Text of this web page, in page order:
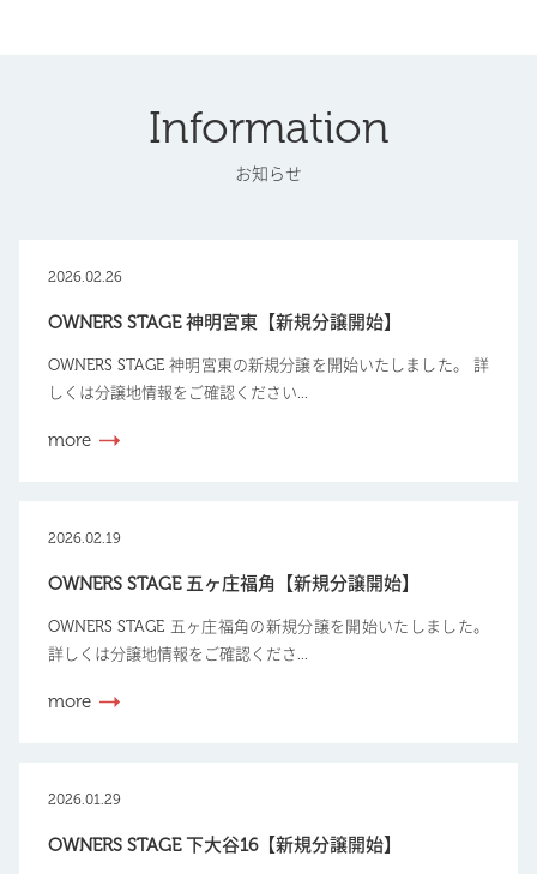
Information
お知らせ
2026.02.26
OWNERS STAGE 神明宮東【新規分譲開始】
OWNERS STAGE 神明宮東の新規分譲を開始いたしました。 詳
しくは分譲地情報をご確認ください...
more
2026.02.19
OWNERS STAGE 五ヶ庄福角【新規分譲開始】
OWNERS STAGE 五ヶ庄福角の新規分譲を開始いたしました。
詳しくは分譲地情報をご確認くださ...
more
2026.01.29
OWNERS STAGE 下大谷16【新規分譲開始】